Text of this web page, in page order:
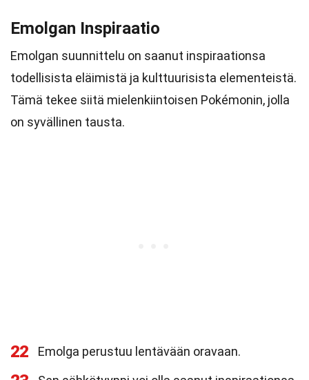
Emolgan Inspiraatio
Emolgan suunnittelu on saanut inspiraationsa
todellisista eläimistä ja kulttuurisista elementeistä.
Tämä tekee siitä mielenkiintoisen Pokémonin, jolla
on syvällinen tausta.
22 Emolga perustuu lentävään oravaan.